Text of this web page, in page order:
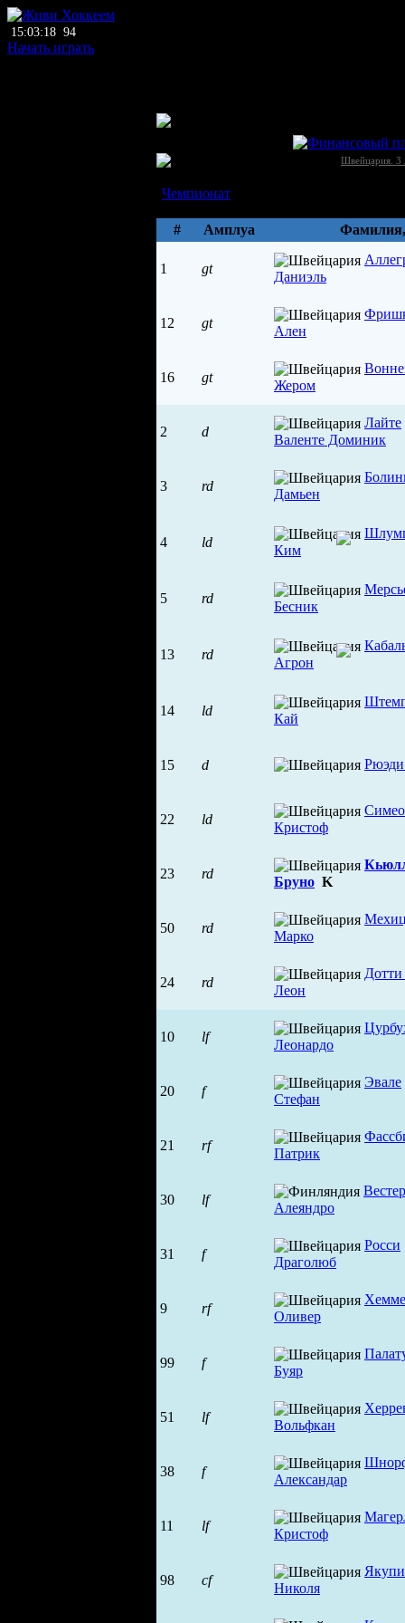
15:03:18 94
Начать играть
Швейцария. 3
Чемпионат
#
Амплуа
1 gt
Даниэль
12 gt
Ален
16 gt
Жером
2 d
Лайте
Валенте Доминик
3 rd
Дамьен
4 ld
Ким
5 rd
Бесник
13 rd
Агрон
14 ld
Кай
15 d
22 ld
Кристоф
23 rd
Бруно K
50 rd
Марко
24 rd
Леон
10 lf
Леонардо
20 f
Эвале
Стефан
21 rf
Патрик
30 lf
Алеяндро
31 f
Росси
Драголюб
9 rf
Оливер
99 f
Буяр
51 lf
Вольфкан
38 f
Александар
11 lf
Кристоф
98 cf
Якупи
Николя